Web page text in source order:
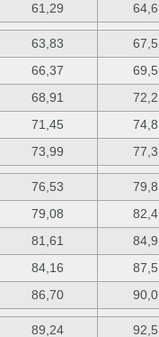
61,29 64,6
63,83 67,5
66,37 69,5
68,91 72,2
71,45 74,8
73,99 77,3
76,53 79,8
79,08 82,4
81,61 84,9
84,16 87,5
86,70 90,0
89,24 92,5